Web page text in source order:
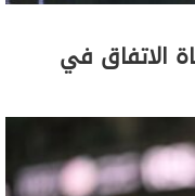
الاتفاق في